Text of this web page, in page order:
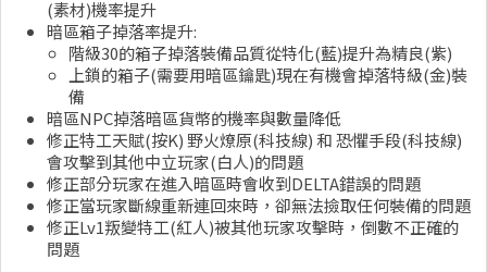
(素材)機率提升
暗區箱子掉落率提升:
階級30的箱子掉落裝備品質從特化(藍)提升為精良(紫)
上鎖的箱子(需要用暗區鑰匙)現在有機會掉落特級(金)裝
備
暗區NPC掉落暗區貨幣的機率與數量降低
修正特工天賦(按K) 野火燎原(科技線) 和 恐懼手段(科技線)
會攻擊到其他中立玩家(白人)的問題
修正部分玩家在進入暗區時會收到DELTA錯誤的問題
修正當玩家斷線重新連回來時，卻無法撿取任何裝備的問題
修正Lv1叛變特工(紅人)被其他玩家攻擊時，倒數不正確的
問題